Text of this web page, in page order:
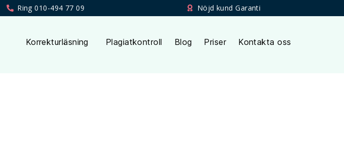
Ring 010-494 77 09 Nöjd kund Garanti
Korrekturläsning Plagiatkontroll Blog Priser Kontakta oss